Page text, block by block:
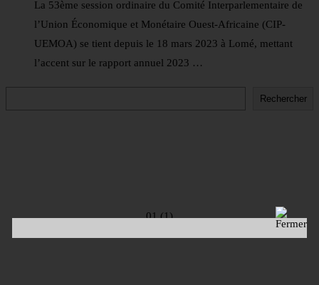
La 53ème session ordinaire du Comité Interparlementaire de
l’Union Économique et Monétaire Ouest-Africaine (CIP-
UEMOA) se tient depuis le 18 mars 2023 à Lomé, mettant
l’accent sur le rapport annuel 2023 …
Rechercher
01 (1)